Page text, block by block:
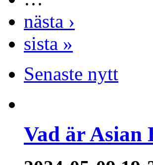
nästa ›
sista »
Senaste nytt
Vad är Asian